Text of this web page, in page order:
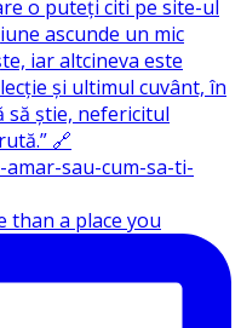
than a place you